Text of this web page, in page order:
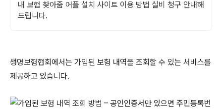
내 보험 찾아줌 어플 설치 사이트 이용 방법 실비 청구 안내해
드립니다.
생명보험협회에서는 가입된 보험 내역을 조회할 수 있는 서비스를
제공하고 있습니다.